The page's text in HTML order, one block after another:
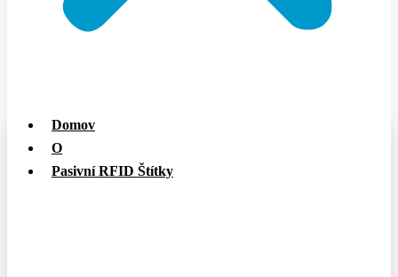
Domov
O
Pasivní RFID Štítky